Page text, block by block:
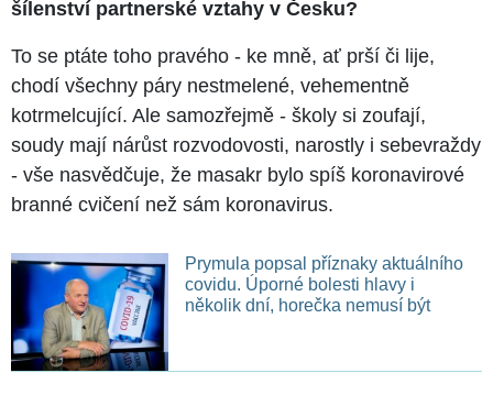
šílenství partnerské vztahy v Česku?
To se ptáte toho pravého - ke mně, ať prší či lije,
chodí všechny páry nestmelené, vehementně
kotrmelcující. Ale samozřejmě - školy si zoufají,
soudy mají nárůst rozvodovosti, narostly i sebevraždy
- vše nasvědčuje, že masakr bylo spíš koronavirové
branné cvičení než sám koronavirus.
Prymula popsal příznaky aktuálního
covidu. Úporné bolesti hlavy i
několik dní, horečka nemusí být